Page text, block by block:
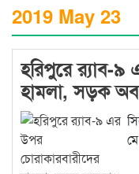
2019 May 23
হরিপুরে র‌্যাব-৯
হামলা, সড়ক